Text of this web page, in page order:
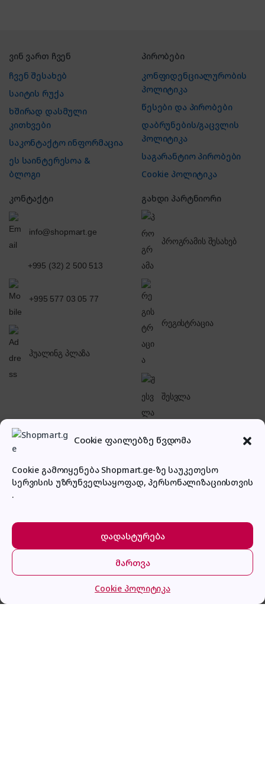
Cookie ფაილებზე წვდომა
Cookie გამოიყენება Shopmart.ge-ზე საუკეთესო
სერვისის უზრუნველსაყოფად, პერსონალიზაციისთვის
.
დადასტურება
მართვა
Cookie პოლიტიკა
ვინ ვართ ჩვენ
ჩვენ შესახებ
საიტის რუქა
ხშირად დასმული
კითხვები
საკონტაქტო ინფორმაცია
ეს საინტერესოა &
ბლოგი
პირობები
კონფიდენციალურობის
პოლიტიკა
წესები და პირობები
დაბრუნების/გაცვლის
პოლიტიკა
საგარანტიო პირობები
Cookie პოლიტიკა
კონტაქტი
info@shopmart.ge
+995 (32) 2 500 513
+995 577 03 05 77
ჰუალინგ პლაზა
გახდი პარტნიორი
პროგრამის შესახებ
რეგისტრაცია
შესვლა
პირადი კაბინეტი
მთავარი კატეგორიები კალათა შესვლა